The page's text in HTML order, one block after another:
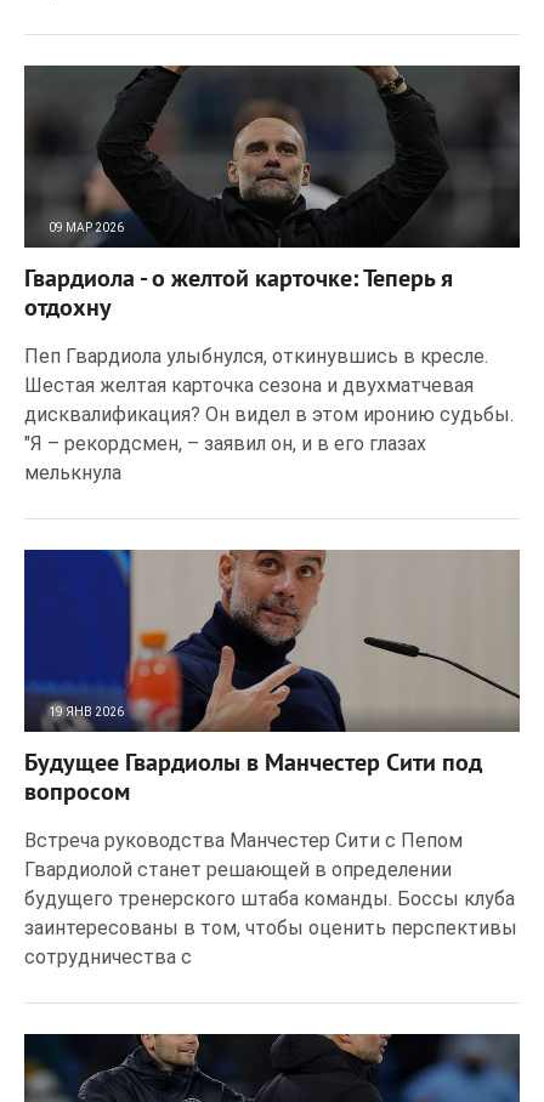
09 МАР 2026
Гвардиола - о желтой карточке: Теперь я
отдохну
Пеп Гвардиола улыбнулся, откинувшись в кресле.
Шестая желтая карточка сезона и двухматчевая
дисквалификация? Он видел в этом иронию судьбы.
"Я – рекордсмен, – заявил он, и в его глазах
мелькнула
19 ЯНВ 2026
Будущее Гвардиолы в Манчестер Сити под
вопросом
Встреча руководства Манчестер Сити с Пепом
Гвардиолой станет решающей в определении
будущего тренерского штаба команды. Боссы клуба
заинтересованы в том, чтобы оценить перспективы
сотрудничества с